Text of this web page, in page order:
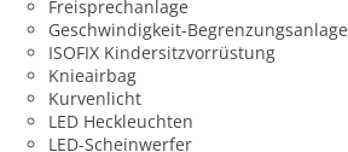
Freisprechanlage
Geschwindigkeit-Begrenzungsanlage
ISOFIX Kindersitzvorrüstung
Knieairbag
Kurvenlicht
LED Heckleuchten
LED-Scheinwerfer